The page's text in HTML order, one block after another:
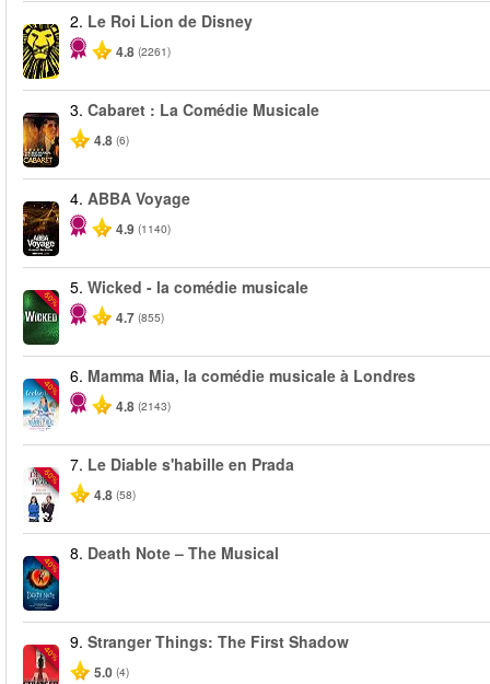
2. Le Roi Lion de Disney
4.8 (2261)
3. Cabaret : La Comédie Musicale
4.8 (6)
4. ABBA Voyage
4.9 (1140)
-50%
5. Wicked - la comédie musicale
4.7 (855)
-40%
6. Mamma Mia, la comédie musicale à Londres
4.8 (2143)
-50%
7. Le Diable s'habille en Prada
4.8 (58)
-40%
8. Death Note – The Musical
-40%
9. Stranger Things: The First Shadow
5.0 (4)